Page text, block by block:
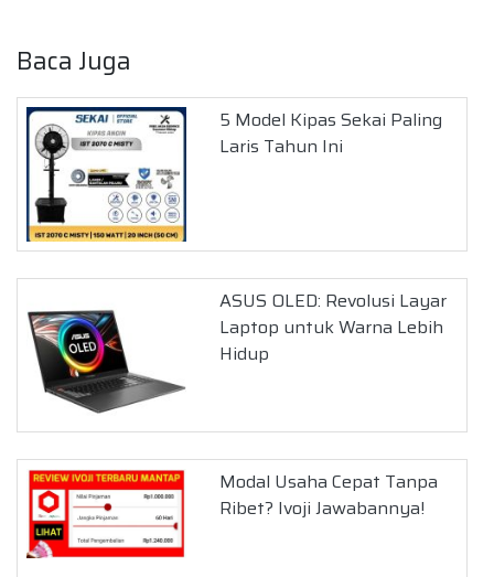
Baca Juga
5 Model Kipas Sekai Paling
Laris Tahun Ini
ASUS OLED: Revolusi Layar
Laptop untuk Warna Lebih
Hidup
Modal Usaha Cepat Tanpa
Ribet? Ivoji Jawabannya!